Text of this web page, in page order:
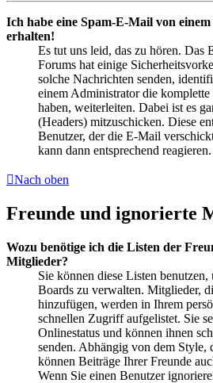
Ich habe eine Spam-E-Mail von
erhalten!
Es tut uns leid, das zu hören. Das
Forums hat einige
solche Nachrichten senden,
einem Administrator die
haben, weiterleiten. Dabei ist es
(Headers) mitzuschicken. Diese
Benutzer, der die E-Mail
kann dann entsprechend reagieren.
Nach oben
Freunde und ignorierte
Wozu benötige ich die Listen der
Mitglieder?
Sie können diese Listen
Boards zu verwalten. Mitglieder,
hinzufügen, werden in Ihrem
schnellen Zugriff aufgelistet. Sie
Onlinestatus und können ihnen
senden. Abhängig von dem Style,
können Beiträge Ihrer Freunde
Wenn Sie einen Benutzer